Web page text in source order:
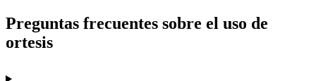
Preguntas frecuentes sobre el uso de
ortesis